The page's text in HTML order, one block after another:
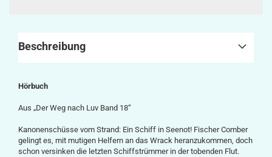
Beschreibung
Hörbuch
Aus „Der Weg nach Luv Band 18“
Kanonenschüsse vom Strand: Ein Schiff in Seenot! Fischer Comber
gelingt es, mit mutigen Helfern an das Wrack heranzukommen, doch
schon versinken die letzten Schiffstrümmer in der tobenden Flut.